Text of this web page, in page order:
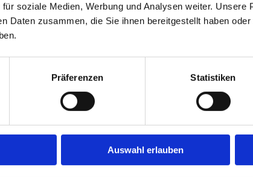
soziale Medien, Werbung und Analysen weiter. Unsere
Daten zusammen, die Sie ihnen bereitgestellt haben
Präferenzen Statistiken
Auswahl erlauben
1900 NEWS